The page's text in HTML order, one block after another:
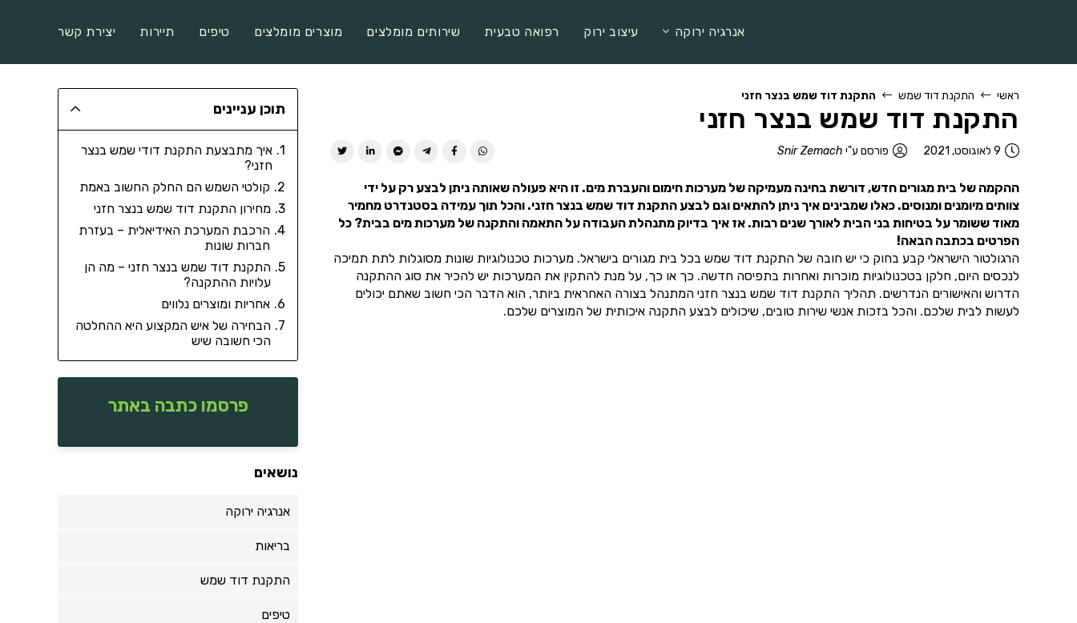
אנרגיה ירוקה עיצוב ירוק רפואה טבעית שירותים מומלצים מוצרים מומלצים טיפים תיירות יצירת קשר
ראשי התקנת דוד שמש התקנת דוד שמש בנצר חזני
התקנת דוד שמש בנצר חזני
9 לאוגוסט, 2021 פורסם ע"י Snir Zemach
ההקמה של בית מגורים חדש, דורשת בחינה מעמיקה של מערכות חימום והעברת מים. זו היא פעולה שאותה ניתן לבצע רק על ידי
צוותים מיומנים ומנוסים. כאלו שמבינים איך ניתן להתאים וגם לבצע התקנת דוד שמש בנצר חזני. והכל תוך עמידה בסטנדרט מחמיר
מאוד ששומר על בטיחות בני הבית לאורך שנים רבות. אז איך בדיוק מתנהלת העבודה על התאמה והתקנה של מערכות מים בבית? כל
הפרטים בכתבה הבאה!
הרגולטור הישראלי קבע בחוק כי יש חובה של התקנת דוד שמש בכל בית מגורים בישראל. מערכות טכנולוגיות שונות מסוגלות לתת תמיכה
לנכסים היום, חלקן בטכנולוגיות מוכרות ואחרות בתפיסה חדשה. כך או כך, על מנת להתקין את המערכות יש להכיר את סוג ההתקנה
הדרוש והאישורים הנדרשים. תהליך התקנת דוד שמש בנצר חזני המתנהל בצורה האחראית ביותר, הוא הדבר הכי חשוב שאתם יכולים
לעשות לבית שלכם. והכל בזכות אנשי שירות טובים, שיכולים לבצע התקנה איכותית של המוצרים שלכם.
תוכן עניינים
איך מתבצעת התקנת דודי שמש בנצר
חזני?
קולטי השמש הם החלק החשוב באמת
מחירון התקנת דוד שמש בנצר חזני
הרכבת המערכת האידיאלית – בעזרת
חברות שונות
התקנת דוד שמש בנצר חזני – מה הן
עלויות ההתקנה?
אחריות ומוצרים נלווים
הבחירה של איש המקצוע היא ההחלטה
הכי חשובה שיש
פרסמו כתבה באתר
נושאים
אנרגיה ירוקה
בריאות
התקנת דוד שמש
טיפים